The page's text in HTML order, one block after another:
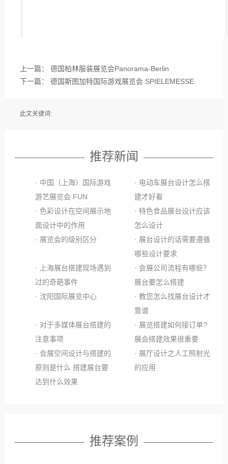
上一篇： 德国柏林服装展览会Panorama-Berlin
下一篇： 德国斯图加特国际游戏展览会 SPIELEMESSE
此文关键词:
推荐新闻
· 中国（上海）国际游戏
游艺展览会 FUN
· 电动车展台设计怎么搭
建才好看
· 色彩设计在空间展示地
面设计中的作用
· 特色食品展台设计应该
怎么设计
· 展览会的级别区分
· 展台设计的话需要遵循
哪些设计要求
· 上海展台搭建现场遇到
过的奇葩事件
· 会展公司流程有哪些？
展台要怎么搭建
· 沈阳国际展览中心
· 教您怎么找展台设计才
靠谱
· 对于多媒体展台搭建的
注意事项
· 展览搭建如何接订单?
展会搭建效果很重要
· 会展空间设计与搭建的
原则是什么 搭建展台要
达到什么效果
· 展厅设计之人工照射光
的应用
推荐案例